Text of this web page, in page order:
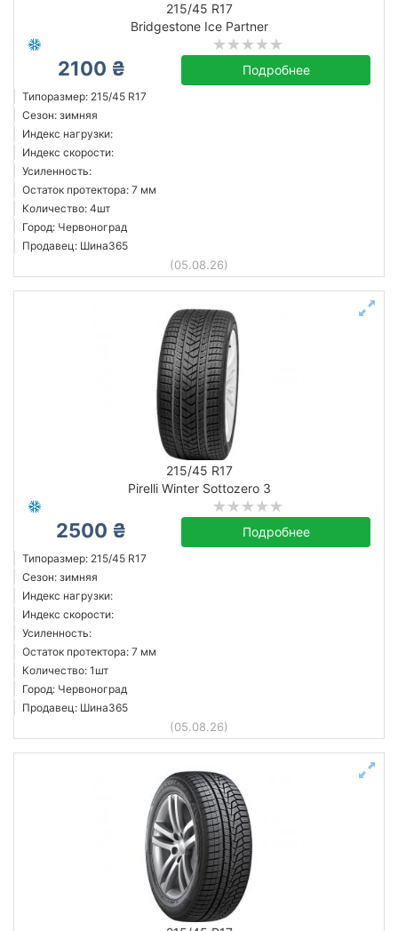
215/45 R17
Bridgestone Ice Partner
2100 ₴ Подробнее
Типоразмер: 215/45 R17
Сезон: зимняя
Индекс нагрузки:
Индекс скорости:
Усиленность:
Остаток протектора: 7 мм
Количество: 4шт
Город: Червоноград
Продавец: Шина365
(05.08.26)
215/45 R17
Pirelli Winter Sottozero 3
2500 ₴ Подробнее
Типоразмер: 215/45 R17
Сезон: зимняя
Индекс нагрузки:
Индекс скорости:
Усиленность:
Остаток протектора: 7 мм
Количество: 1шт
Город: Червоноград
Продавец: Шина365
(05.08.26)